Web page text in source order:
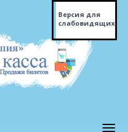
Версия для
слабовидящих